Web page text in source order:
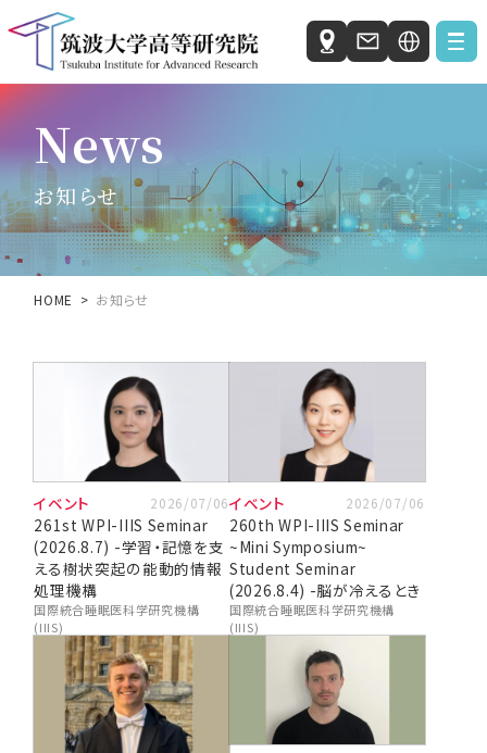
お知らせ
私たちの研究活動
自発研究ユニット
社会と科学の研究ユニット
国際統合睡眠医科学研究機構 (IIIS)
微生物サステイナビリティ研究センター（MiCS）
ホウ化水素研究センター（HBRC）
筑波大学高等研究院について
研究院長メッセージ
理念・ミッション・ビジョン
組織体制・概要
採用情報
News
お知らせ
HOME お知らせ
イベント 2026/07/06
261st WPI-IIIS Seminar
(2026.8.7) -学習・記憶を支
える樹状突起の能動的情報
処理機構
国際統合睡眠医科学研究機構
(IIIS)
イベント 2026/07/06
260th WPI-IIIS Seminar
~Mini Symposium~
Student Seminar
(2026.8.4) -脳が冷えるとき
国際統合睡眠医科学研究機構
(IIIS)